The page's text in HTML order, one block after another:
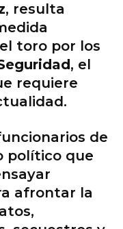
, resulta
toro por los
, el
requiere
de
político que
afrontar la